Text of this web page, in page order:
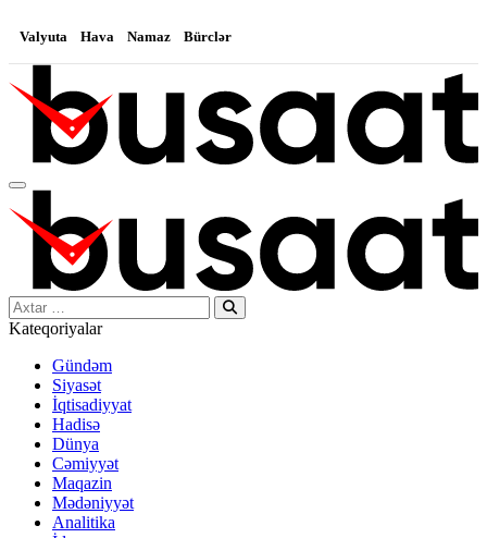
Valyuta Hava Namaz Bürclər
Search…
Kateqoriyalar
Gündəm
Siyasət
İqtisadiyyat
Hadisə
Dünya
Cəmiyyət
Maqazin
Mədəniyyət
Analitika